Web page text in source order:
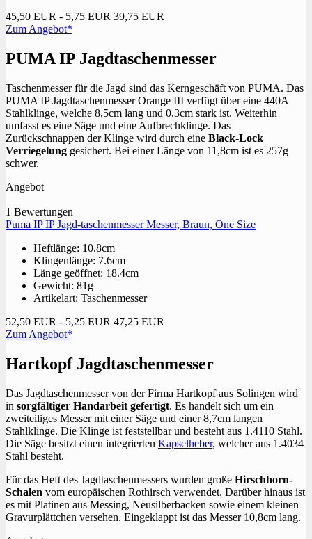
45,50 EUR - 5,75 EUR 39,75 EUR
Zum Angebot*
PUMA IP Jagdtaschenmesser
Taschenmesser für die Jagd sind das Kerngeschäft von PUMA. Das
PUMA IP Jagdtaschenmesser Orange III verfügt über eine 440A
Stahlklinge, welche 8,5cm lang und 0,3cm stark ist. Weiterhin
umfasst es eine Säge und eine Aufbrechklinge. Das
Zurückschnappen der Klinge wird durch eine Black-Lock
Verriegelung gesichert. Bei einer Länge von 11,8cm ist es 257g
schwer.
Angebot
1 Bewertungen
Puma IP IP Jagd-taschenmesser Messer, Braun, One Size
Heftlänge: 10.8cm
Klingenlänge: 7.6cm
Länge geöffnet: 18.4cm
Gewicht: 81g
Artikelart: Taschenmesser
52,50 EUR - 5,25 EUR 47,25 EUR
Zum Angebot*
Hartkopf Jagdtaschenmesser
Das Jagdtaschenmesser von der Firma Hartkopf aus Solingen wird
in sorgfältiger Handarbeit gefertigt. Es handelt sich um ein
zweiteiliges Messer mit einer Säge und einer 8,7cm langen
Stahlklinge. Die Klinge ist feststellbar und besteht aus 1.4110 Stahl.
Die Säge besitzt einen integrierten Kapselheber, welcher aus 1.4034
Stahl besteht.
Für das Heft des Jagdtaschenmessers wurden große Hirschhorn-
Schalen vom europäischen Rothirsch verwendet. Darüber hinaus ist
es mit Platinen aus Messing, Neusilberbacken sowie einem kleinen
Gravurplättchen versehen. Eingeklappt ist das Messer 10,8cm lang.